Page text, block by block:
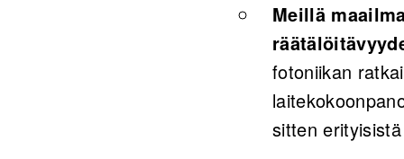
Meillä
fotoniikan
sitten